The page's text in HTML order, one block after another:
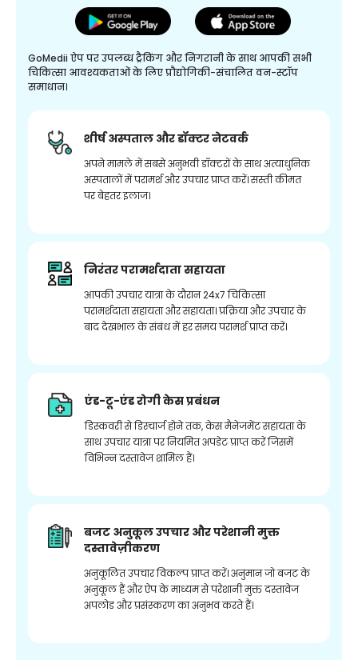
GoMedii ऐप पर उपलब्ध ट्रैकिंग और निगरानी के साथ आपकी सभी
चिकित्सा आवश्यकताओं के लिए प्रौद्योगिकी-संचालित वन-स्टॉप
समाधान।
शीर्ष अस्पताल और डॉक्टर नेटवर्क
अपने मामले में सबसे अनुभवी डॉक्टरों के साथ अत्याधुनिक
अस्पतालों में परामर्श और उपचार प्राप्त करें। सस्ती कीमत
पर बेहतर इलाज।
निरंतर परामर्शदाता सहायता
आपकी उपचार यात्रा के दौरान 24x7 चिकित्सा
परामर्शदाता सहायता और सहायता। प्रक्रिया और उपचार के
बाद देखभाल के संबंध में हर समय परामर्श प्राप्त करें।
एंड-टू-एंड रोगी केस प्रबंधन
डिस्कवरी से डिस्चार्ज होने तक, केस मैनेजमेंट सहायता के
साथ उपचार यात्रा पर नियमित अपडेट प्राप्त करें जिसमें
विभिन्न दस्तावेज शामिल हैं।
बजट अनुकूल उपचार और परेशानी मुक्त
दस्तावेज़ीकरण
अनुकूलित उपचार विकल्प प्राप्त करें। अनुमान जो बजट के
अनुकूल हैं और ऐप के माध्यम से परेशानी मुक्त दस्तावेज
अपलोड और प्रसंस्करण का अनुभव करते हैं।